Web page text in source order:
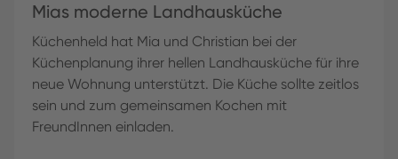
Mias moderne Landhausküche
Küchenheld hat Mia und Christian bei der
Küchenplanung ihrer hellen Landhausküche für ihre
neue Wohnung unterstützt. Die Küche sollte zeitlos
sein und zum gemeinsamen Kochen mit
FreundInnen einladen.